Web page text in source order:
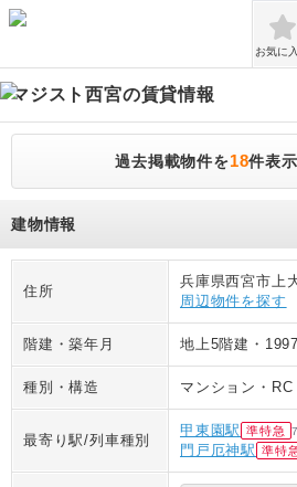
お気に
マジスト西宮の賃貸情報
過去掲載物件を18件表
建物情報
住所
兵庫県西宮市上
周辺物件を探す
階建・築年月 地上5階建 ・
種別・構造 マンション ・ RC
最寄り駅/列車種別
甲東園駅 準特急
門戸厄神駅 準特